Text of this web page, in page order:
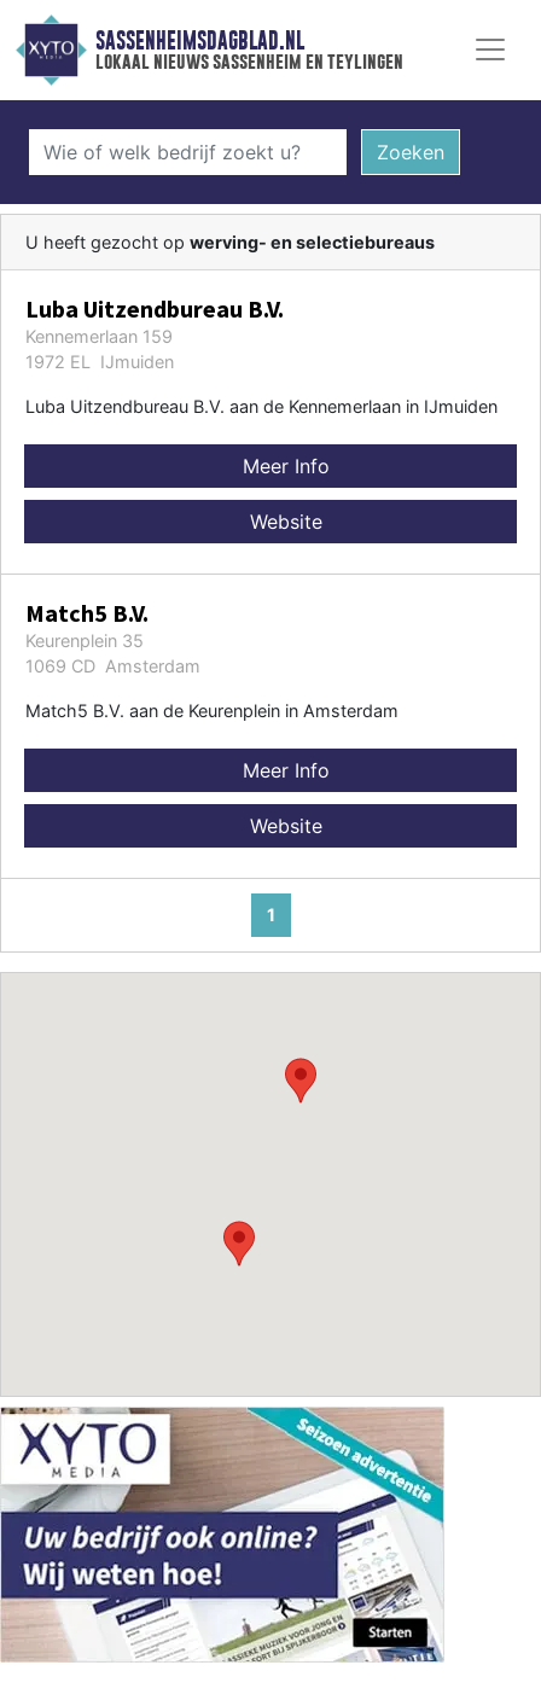
SASSENHEIMSDAGBLAD.NL
lokaal nieuws sassenheim en teylingen
Zoeken
U heeft gezocht op werving- en selectiebureaus
Luba Uitzendbureau B.V.
Kennemerlaan 159
1972 EL IJmuiden
Luba Uitzendbureau B.V. aan de Kennemerlaan in IJmuiden
Meer Info
Website
Match5 B.V.
Keurenplein 35
1069 CD Amsterdam
Match5 B.V. aan de Keurenplein in Amsterdam
Meer Info
Website
1